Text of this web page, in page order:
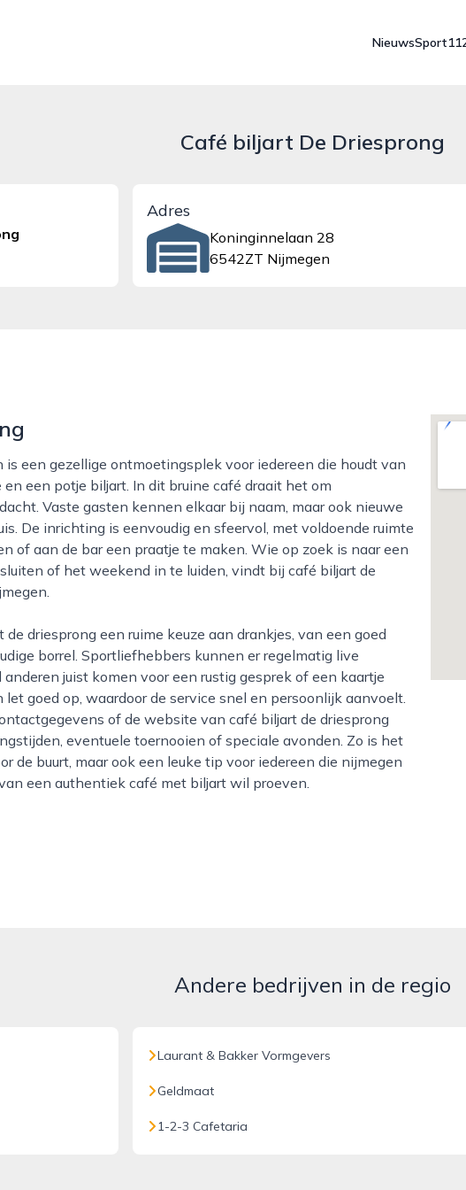
NieuwsSport
Café biljart De Driesprong
Adres
Koninginnelaan 28
6542ZT Nijmegen
een potje biljart. In dit bruine café draait het om
Vaste gasten kennen elkaar bij naam, maar ook nieuwe
De inrichting is eenvoudig en sfeervol, met voldoende ruimte
of aan de bar een praatje te maken. Wie op zoek is naar een
of het weekend in te luiden, vindt bij café biljart de
borrel. Sportliefhebbers kunnen er regelmatig live
juist komen voor een rustig gesprek of een kaartje
goed op, waardoor de service snel en persoonlijk aanvoelt.
of de website van café biljart de driesprong
eventuele toernooien of speciale avonden. Zo is het
de buurt, maar ook een leuke tip voor iedereen die nijmegen
een authentiek café met biljart wil proeven.
Andere bedrijven in de regio
Laurant & Bakker Vormgevers
Geldmaat
1-2-3 Cafetaria